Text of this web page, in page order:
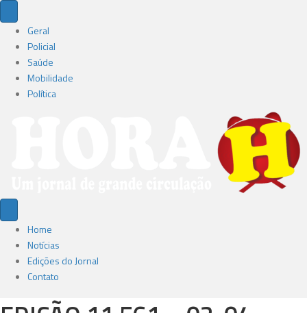
Geral
Policial
Saúde
Mobilidade
Política
Home
Notícias
Edições do Jornal
Contato